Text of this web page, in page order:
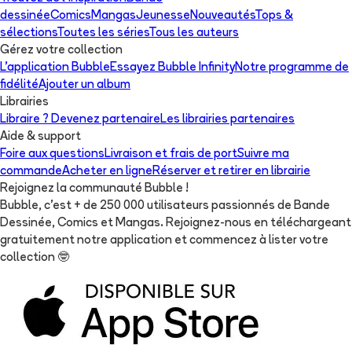
dessinéeComicsMangasJeunesseNouveautésTops &
sélectionsToutes les sériesTous les auteurs
Gérez votre collection
L'application BubbleEssayez Bubble InfinityNotre programme de
fidélitéAjouter un album
Librairies
Libraire ? Devenez partenaireLes librairies partenaires
Aide & support
Foire aux questionsLivraison et frais de portSuivre ma
commandeAcheter en ligneRéserver et retirer en librairie
Rejoignez la communauté Bubble !
Bubble, c'est + de 250 000 utilisateurs passionnés de Bande
Dessinée, Comics et Mangas. Rejoignez-nous en téléchargeant
gratuitement notre application et commencez à lister votre
collection 🤓